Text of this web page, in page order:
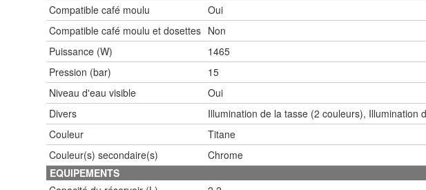
Compatible café moulu
Oui
Compatible café moulu et dosettes Non
Puissance (W)
1465
Pression (bar)
15
Niveau d'eau visible
Oui
Divers
Illumination de la tasse (2 couleurs), Illumination
Couleur
Titane
Couleur(s) secondaire(s)
Chrome
EQUIPEMENTS